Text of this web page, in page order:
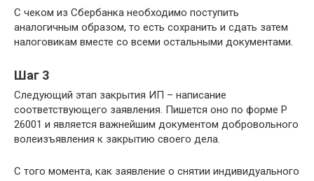
С чеком из Сбербанка необходимо поступить
аналогичным образом, то есть сохранить и сдать затем
налоговикам вместе со всеми остальными документами.
Шаг 3
Следующий этап закрытия ИП – написание
соответствующего заявления. Пишется оно по форме Р
26001 и является важнейшим документом добровольного
волеизъявления к закрытию своего дела.
С того момента, как заявление о снятии индивидуального